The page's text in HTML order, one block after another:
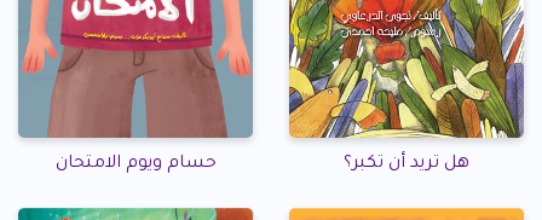
هل تريد أن تكبر؟ حسام ويوم الامتحان